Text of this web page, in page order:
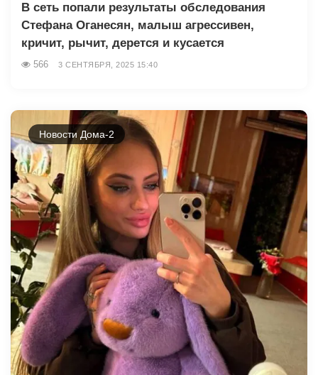
В сеть попали результаты обследования
Стефана Оганесян, малыш агрессивен,
кричит, рычит, дерется и кусается
566 3 СЕНТЯБРЯ, 2025 15:40
Новости Дома-2